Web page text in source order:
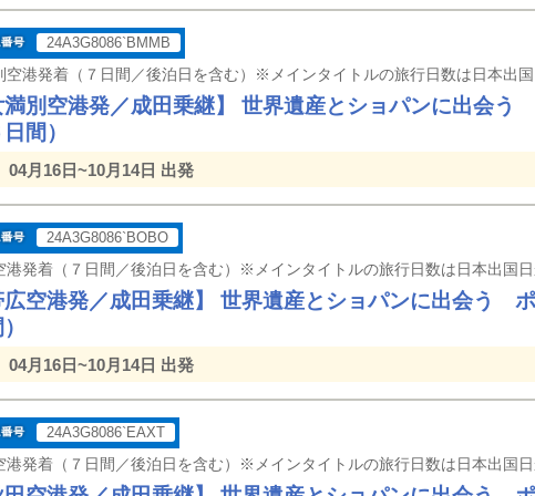
24A3G8086`BMMB
満別空港発／成田乗継】 世界遺産とショパンに出会
日間）
04月16日~10月14日 出発
24A3G8086`BOBO
広空港発／成田乗継】 世界遺産とショパンに出会う
04月16日~10月14日 出発
24A3G8086`EAXT